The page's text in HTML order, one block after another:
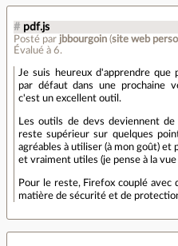
# pdf.js
Posté par jbbourgoin (site web
Évalué à 6.
Je suis heureux d'apprendre que
par défaut dans une prochaine
c'est un excellent outil.
Les outils de devs deviennent
reste supérieur sur quelques
agréables à utiliser (à mon goût) et
et vraiment utiles (je pense à la
Pour le reste, Firefox couplé avec
matière de sécurité et de